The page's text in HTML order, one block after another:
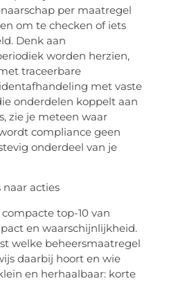
per maatregel
om te checken of iets
Denk aan
worden herzien,
traceerbare
met vaste
onderdelen koppelt aan
zie je meteen waar
compliance geen
onderdeel van je
naar acties
top-10 van
en waarschijnlijkheid.
welke beheersmaatregel
daarbij hoort en wie
en herhaalbaar: korte